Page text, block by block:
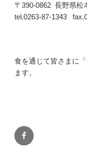
〒390-0862 長野県松
tel.0263-87-1343
食を通じて皆さまに
ます。
Facebook